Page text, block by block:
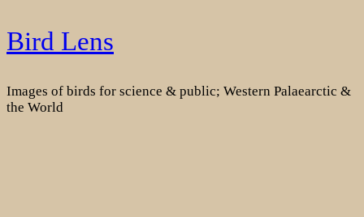
Skip
to
Bird Lens
Images of birds for science & public; Western Palaearctic &
the World